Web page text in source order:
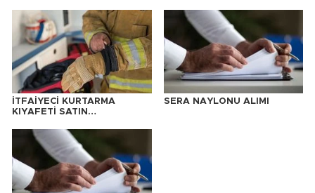
İTFAİYECİ KURTARMA
KIYAFETİ SATIN
SERA NAYLONU ALIMI